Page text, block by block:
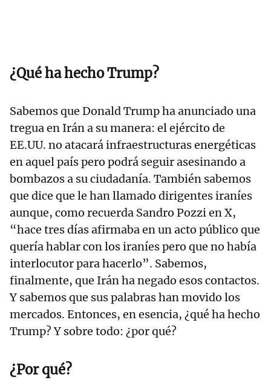
¿Qué ha hecho Trump?
Sabemos que Donald Trump ha anunciado una
tregua en Irán a su manera: el ejército de
EE.UU. no atacará infraestructuras energéticas
en aquel país pero podrá seguir asesinando a
bombazos a su ciudadanía. También sabemos
que dice que le han llamado dirigentes iraníes
aunque, como recuerda Sandro Pozzi en X,
“hace tres días afirmaba en un acto público que
quería hablar con los iraníes pero que no había
interlocutor para hacerlo”. Sabemos,
finalmente, que Irán ha negado esos contactos.
Y sabemos que sus palabras han movido los
mercados. Entonces, en esencia, ¿qué ha hecho
Trump? Y sobre todo: ¿por qué?
¿Por qué?